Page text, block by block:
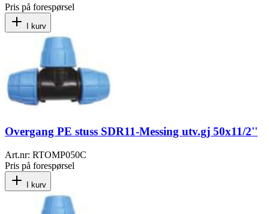
Pris på forespørsel
I kurv
Overgang PE stuss SDR11-Messing utv.gj 50x11/2''
Art.nr: RTOMP050C
Pris på forespørsel
I kurv